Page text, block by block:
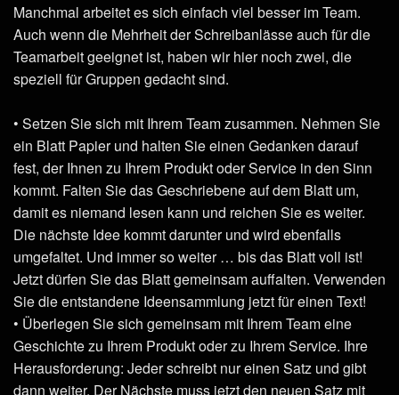
Manchmal arbeitet es sich einfach viel besser im Team.
Auch wenn die Mehrheit der Schreibanlässe auch für die
Teamarbeit geeignet ist, haben wir hier noch zwei, die
speziell für Gruppen gedacht sind.
• Setzen Sie sich mit Ihrem Team zusammen. Nehmen Sie
ein Blatt Papier und halten Sie einen Gedanken darauf
fest, der Ihnen zu Ihrem Produkt oder Service in den Sinn
kommt. Falten Sie das Geschriebene auf dem Blatt um,
damit es niemand lesen kann und reichen Sie es weiter.
Die nächste Idee kommt darunter und wird ebenfalls
umgefaltet. Und immer so weiter … bis das Blatt voll ist!
Jetzt dürfen Sie das Blatt gemeinsam auffalten. Verwenden
Sie die entstandene Ideensammlung jetzt für einen Text!
• Überlegen Sie sich gemeinsam mit Ihrem Team eine
Geschichte zu Ihrem Produkt oder zu Ihrem Service. Ihre
Herausforderung: Jeder schreibt nur einen Satz und gibt
dann weiter. Der Nächste muss jetzt den neuen Satz mit